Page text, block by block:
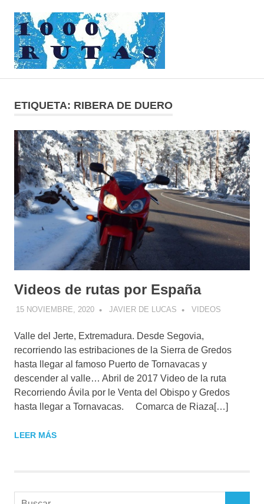
contenido
ruedas
ETIQUETA: RIBERA DE DUERO
Videos de rutas por España
15 NOVIEMBRE, 2020 JAVIER DE LUCAS VIDEOS
Valle del Jerte, Extremadura. Desde Segovia,
recorriendo las estribaciones de la Sierra de Gredos
hasta llegar al famoso Puerto de Tornavacas y
descender al valle… Abril de 2017 Video de la ruta
Recorriendo Ávila por le Venta del Obispo y Gredos
hasta llegar a Tornavacas. Comarca de Riaza[…]
LEER MÁS
Buscar: